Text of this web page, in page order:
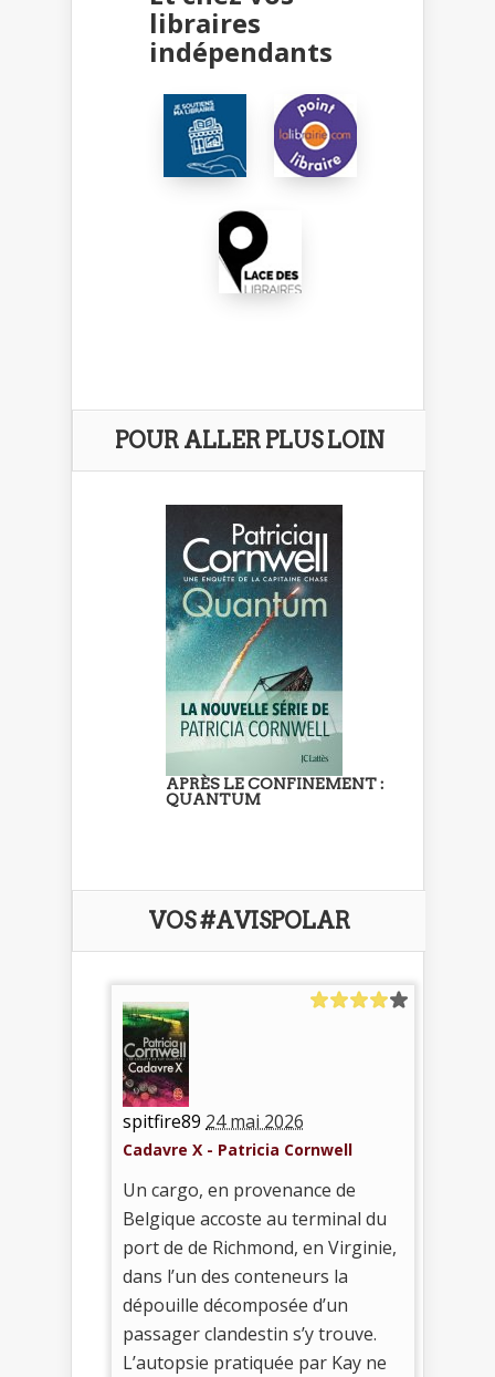
libraires
indépendants
POUR ALLER PLUS LOIN
APRÈS LE CONFINEMENT :
QUANTUM
VOS #AVISPOLAR
spitfire89 24 mai 2026
Cadavre X - Patricia Cornwell
Un cargo, en provenance de
Belgique accoste au terminal du
port de de Richmond, en Virginie,
dans l’un des conteneurs la
dépouille décomposée d’un
passager clandestin s’y trouve.
L’autopsie pratiquée par Kay ne